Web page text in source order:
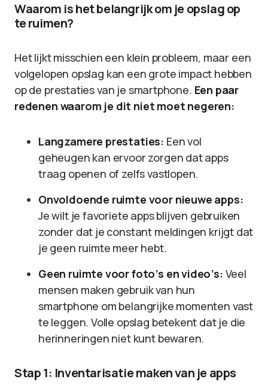
Waarom is het belangrijk om je opslag op
te ruimen?
Het lijkt misschien een klein probleem, maar een
volgelopen opslag kan een grote impact hebben
op de prestaties van je smartphone. Een paar
redenen waarom je dit niet moet negeren:
Langzamere prestaties: Een vol
geheugen kan ervoor zorgen dat apps
traag openen of zelfs vastlopen.
Onvoldoende ruimte voor nieuwe apps:
Je wilt je favoriete apps blijven gebruiken
zonder dat je constant meldingen krijgt dat
je geen ruimte meer hebt.
Geen ruimte voor foto’s en video’s: Veel
mensen maken gebruik van hun
smartphone om belangrijke momenten vast
te leggen. Volle opslag betekent dat je die
herinneringen niet kunt bewaren.
Stap 1: Inventarisatie maken van je apps